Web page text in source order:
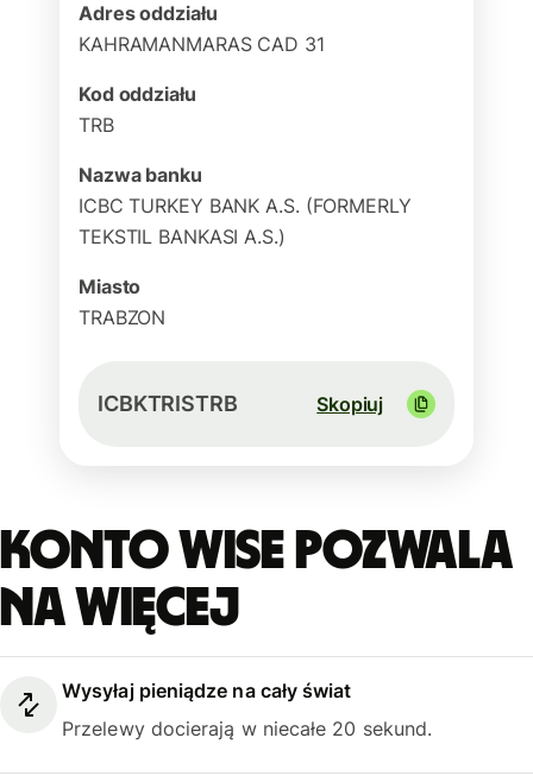
Adres oddziału
KAHRAMANMARAS CAD 31
Kod oddziału
TRB
Nazwa banku
ICBC TURKEY BANK A.S. (FORMERLY
TEKSTIL BANKASI A.S.)
Miasto
TRABZON
ICBKTRISTRB Skopiuj
Konto Wise pozwala
na więcej
Wysyłaj pieniądze na cały świat
Przelewy docierają w niecałe 20 sekund.